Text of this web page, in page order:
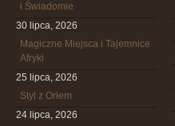
i Świadomie
30 lipca, 2026
Magiczne Miejsca i Tajemnice
Afryki
25 lipca, 2026
Styl z Orłem
24 lipca, 2026